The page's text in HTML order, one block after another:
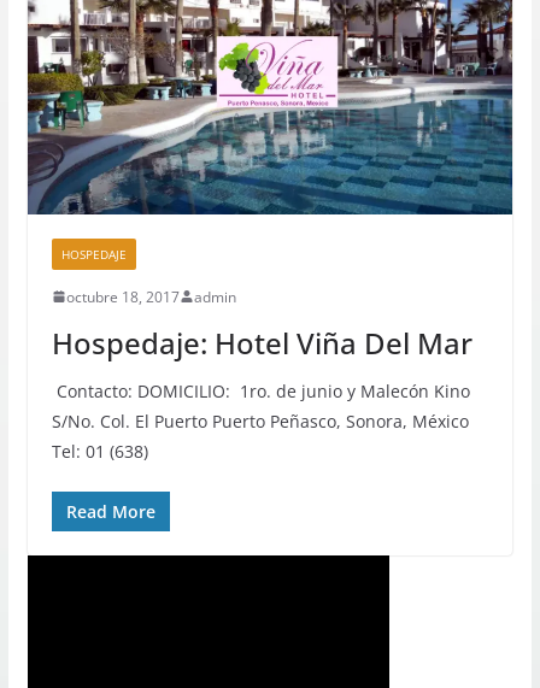
HOSPEDAJE
octubre 18, 2017 admin
Hospedaje: Hotel Viña Del Mar
Contacto: DOMICILIO: 1ro. de junio y Malecón Kino
S/No. Col. El Puerto Puerto Peñasco, Sonora, México
Tel: 01 (638)
Read More